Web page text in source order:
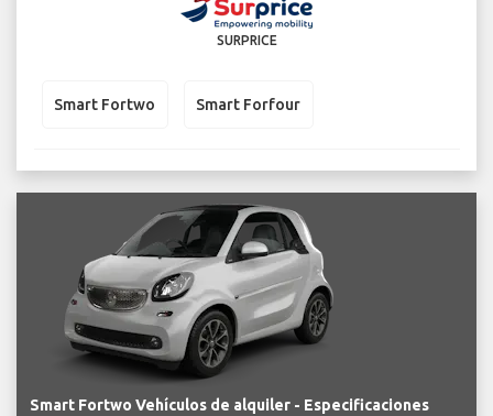
SURPRICE
Smart Fortwo Smart Forfour
Smart Fortwo Vehículos de alquiler - Especificaciones